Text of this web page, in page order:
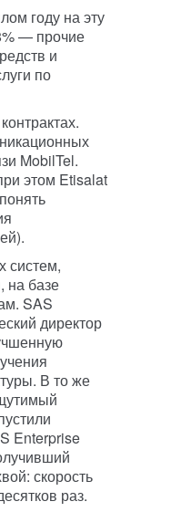
году на эту
— прочие
и
по
MobilTel.
этом Etisalat
систем,
на базе
SAS
директор
В то же
Enterprise
скорость
раз.